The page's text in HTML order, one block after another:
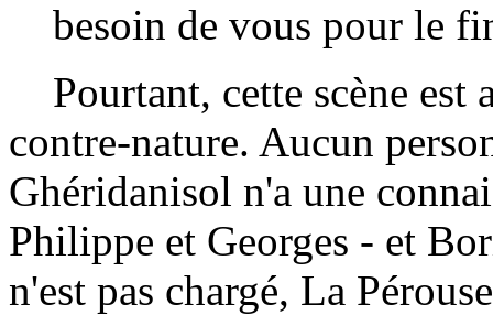
besoin de vous pour le
Pourtant, cette scène est
contre-nature. Aucun
Ghéridanisol n'a une
Philippe et Georges - et
n'est pas chargé, La